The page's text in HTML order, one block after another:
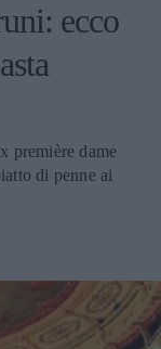
ecco
première dame
di penne ai